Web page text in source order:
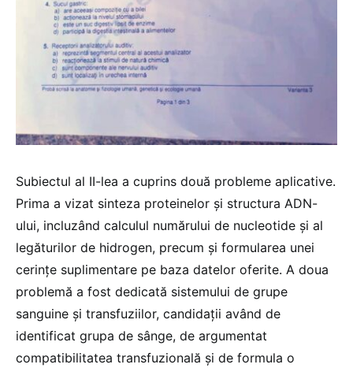
Subiectul al II-lea a cuprins două probleme aplicative.
Prima a vizat sinteza proteinelor și structura ADN-
ului, incluzând calculul numărului de nucleotide și al
legăturilor de hidrogen, precum și formularea unei
cerințe suplimentare pe baza datelor oferite. A doua
problemă a fost dedicată sistemului de grupe
sanguine și transfuziilor, candidații având de
identificat grupa de sânge, de argumentat
compatibilitatea transfuzională și de formula o